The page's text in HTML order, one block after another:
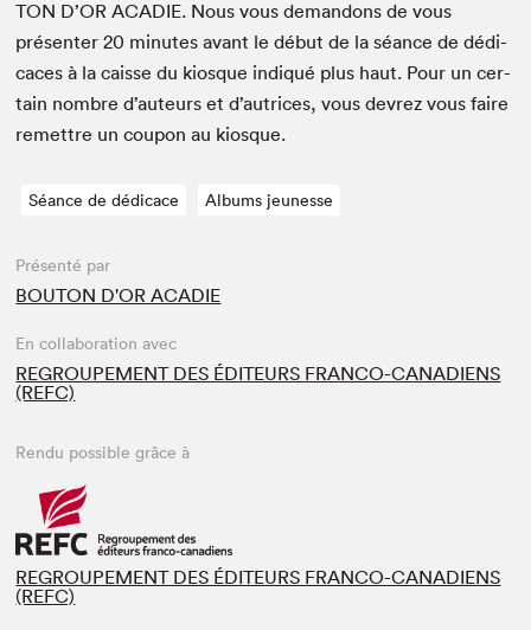
TON D’ORACADIE. Nous vous deman­dons de vous
présen­ter20 min­utes avant le début de la séance de dédi­
caces à la caisse du kiosque indiqué plus haut. Pour un cer­
tain nom­bre d’auteurs et d’autrices, vous devrez vous faire
remet­tre un coupon au kiosque.
Séance de dédicace Albums jeunesse
Présenté par
BOUTON D'OR ACADIE
En collaboration avec
REGROUPEMENT DES ÉDITEURS FRANCO-CANADIENS
(REFC)
Rendu possible grâce à
REGROUPEMENT DES ÉDITEURS FRANCO-CANADIENS
(REFC)